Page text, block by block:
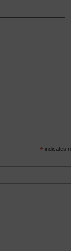
* indicates